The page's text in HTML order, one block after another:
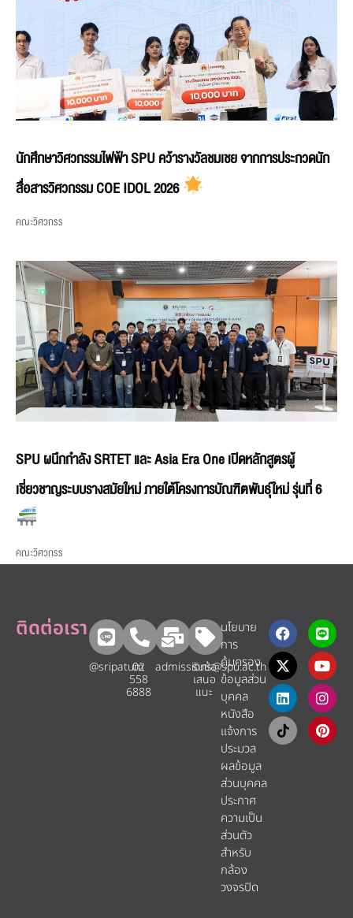
นักศึกษาวิศวกรรมไฟฟ้า SPU คว้ารางวัลชมเชย จากการประกวดนัก
สื่อสารวิศวกรรม COE IDOL 2026
คณะวิศวกรร
SPU ผนึกกำลัง SRTET และ Asia Era One เปิดหลักสูตรผู้
เชี่ยวชาญระบบรางสมัยใหม่ ภายใต้โครงการบัณฑิตพันธุ์ใหม่ รุ่นที่ 6
คณะวิศวกรร
ติดต่อเรา
@sripatum
02
558
6888
admissions@spu.ac.th
รับข้อ
เสนอ
แนะ​
นโยบาย
การ
คุ้มครอง
ข้อมูลส่วน
บุคคล
หนังสือ
แจ้งการ
ประมวล
ผลข้อมูล
ส่วนบุคคล
ประกาศ
ความเป็น
ส่วนตัว
สำหรับ
กล้อง
วงจรปิด